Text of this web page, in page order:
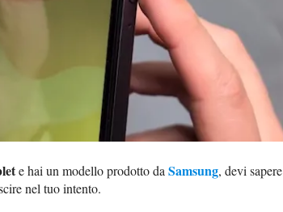
e hai un modello prodotto da Samsung, devi sapere
nel tuo intento.